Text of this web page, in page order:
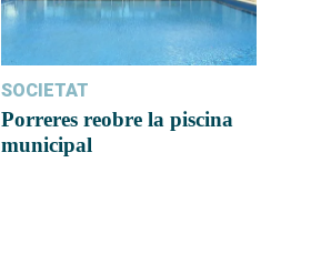
SOCIETAT
Porreres reobre la piscina
municipal